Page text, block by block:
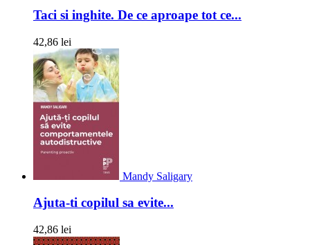
Taci si inghite. De ce aproape tot ce...
42,86 lei
Mandy Saligary
Ajuta-ti copilul sa evite...
42,86 lei